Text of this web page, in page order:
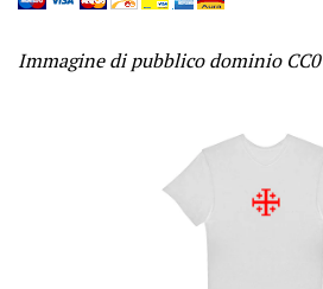
Immagine di pubblico dominio CC0